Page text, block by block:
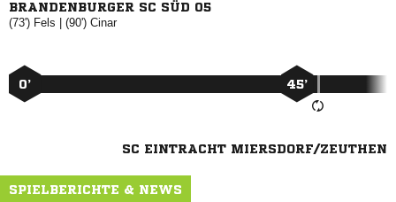
BRANDENBURGER SC SÜD 05
(73')  | (90') 
0’ 45’
SC EINTRACHT MIERSDORF/ZEUTHEN
SPIELBERICHTE & NEWS